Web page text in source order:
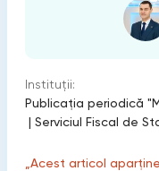
Instituții:
Publicaţia periodică
| Serviciul Fiscal de
„Acest articol